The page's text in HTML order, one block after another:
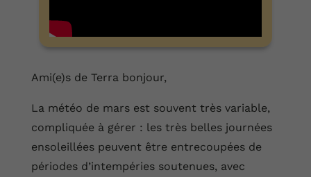
Ami(e)s de Terra bonjour,
La météo de mars est souvent très variable,
compliquée à gérer : les très belles journées
ensoleillées peuvent être entrecoupées de
périodes d’intempéries soutenues, avec